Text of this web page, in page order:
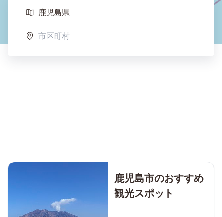
鹿児島市のおすすめ
観光スポット